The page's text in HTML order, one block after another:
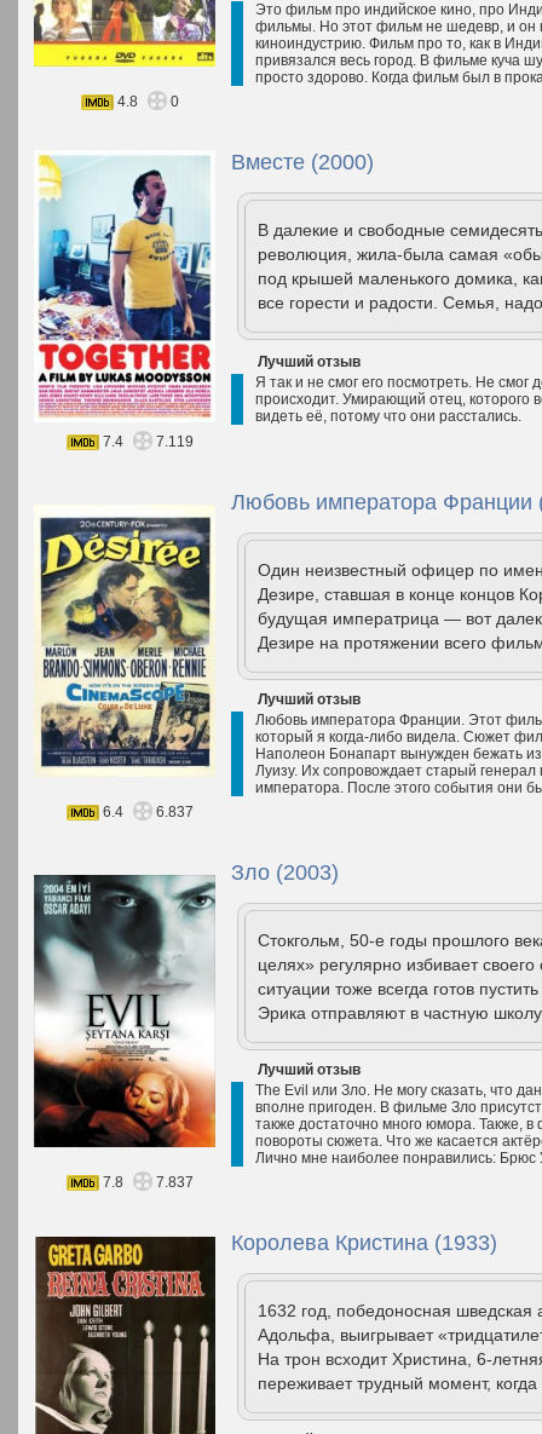
Это фильм про индийское кино, про
фильмы. Но этот фильм не шедевр, и
киноиндустрию. Фильм про то, как в
привязался весь город. В фильме куча
просто здорово. Когда фильм был в
4.8
0
Вместе (2000)
В далекие и свободные
революция, жила-была самая
под крышей маленького домика,
все горести и радости. Семья,
Лучший отзыв
Я так и не смог его посмотреть. Не
происходит. Умирающий отец, которого
видеть её, потому что они расстались.
7.4
7.119
Любовь императора Франции
Один неизвестный офицер по
Дезире, ставшая в конце концов
будущая императрица — вот
Дезире на протяжении всего
Лучший отзыв
Любовь императора Франции. Этот
который я когда-либо видела. Сюжет
Наполеон Бонапарт вынужден бежать
Луизу. Их сопровождает старый
императора. После этого события они
6.4
6.837
Зло (2003)
Стокгольм, 50-е годы прошлого
целях» регулярно избивает
ситуации тоже всегда готов
Эрика отправляют в частную
Лучший отзыв
The Evil или Зло. Не могу сказать, что
вполне пригоден. В фильме Зло
также достаточно много юмора. Также,
повороты сюжета. Что же касается
Лично мне наиболее понравились: Брюс
7.8
7.837
Королева Кристина (1933)
1632 год, победоносная
Адольфа, выигрывает
На трон всходит Христина, 6-
переживает трудный момент,